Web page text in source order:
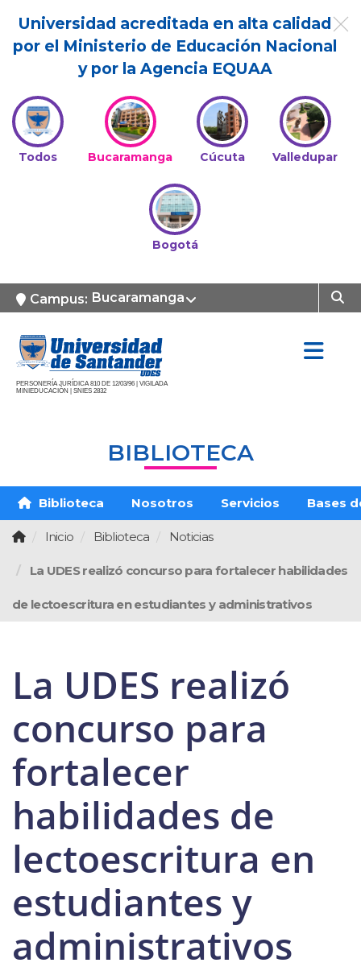
Universidad acreditada en alta calidad
por el Ministerio de Educación Nacional
y por la Agencia EQUAA
Todos Bucaramanga Cúcuta Valledupar
Bogotá
Campus: Bucaramanga
PERSONERÍA JURÍDICA 810 DE 12/03/96 | VIGILADA
MINIEDUCACIÓN | SNIES 2832
BIBLIOTECA
Biblioteca Nosotros Servicios Bases
Inicio Biblioteca Noticias
La UDES realizó concurso para fortalecer habilidades
de lectoescritura en estudiantes y administrativos
La UDES realizó
concurso para
fortalecer
habilidades de
lectoescritura en
estudiantes y
administrativos